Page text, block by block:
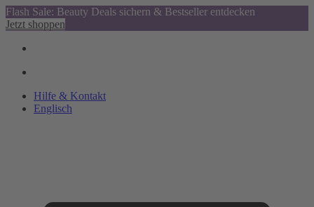
Flash Sale: Beauty Deals sichern & Bestseller entdecken
Jetzt shoppen
Hilfe & Kontakt
Englisch